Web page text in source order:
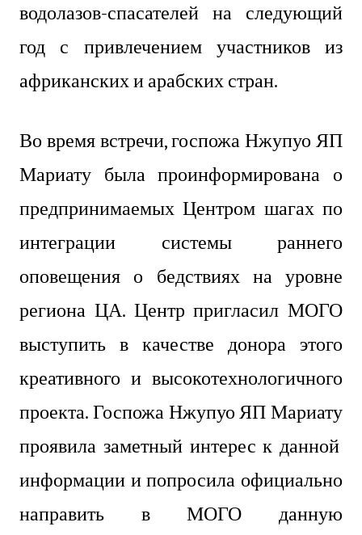
водолазов-спасателей на следующий
год с привлечением участников из
африканских и арабских стран.
Во время встречи, госпожаНжупуо ЯП
Мариату была проинформирована о
предпринимаемых Центром шагах по
интеграции системы раннего
оповещения о бедствиях на уровне
региона ЦА. Центр пригласил МОГО
выступить в качестве донора этого
креативного и высокотехнологичного
проекта. Госпожа Нжупуо ЯП Мариату
проявила заметный интерес к данной
информации и попросила официально
направить в МОГО данную